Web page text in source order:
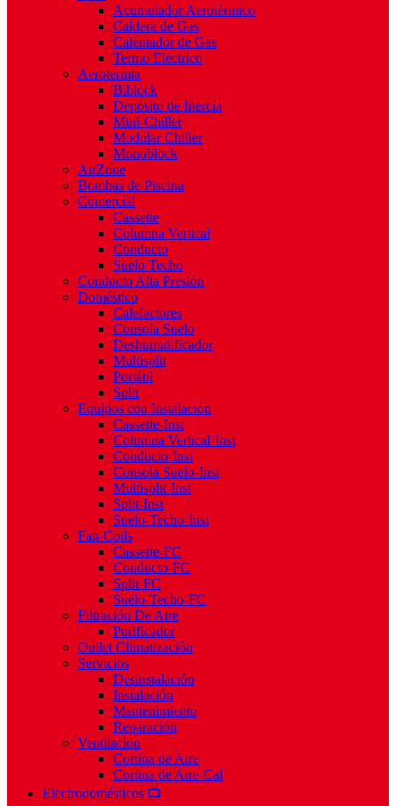
Acumulador Aerotérmico
Caldera de Gas
Calentador de Gas
Termo Eléctrico
Aerotermia
Biblock
Depósito de Inercia
Mini-Chiller
Modular Chiller
Monoblock
AirZone
Bombas de Piscina
Comercial
Cassette
Columna Vertical
Conducto
Suelo Techo
Conducto Alta Presión
Doméstico
Calefactores
Consola Suelo
Deshumidificador
Multisplit
Portátil
Split
Equipos con Instalación
Cassette-Inst
Columna Vertical-Inst
Conducto-Inst
Consola Suelo-Inst
Multisplit-Inst
Split-Inst
Suelo-Techo-Inst
Fan-Coils
Cassette-FC
Conducto-FC
Split-FC
Suelo-Techo-FC
Filtración De Aire
Purificador
Outlet Climatización
Servicios
Desinstalación
Instalación
Mantenimiento
Reparación
Ventilación
Cortina de Aire
Cortina de Aire-Cal
Electrodomésticos 📺